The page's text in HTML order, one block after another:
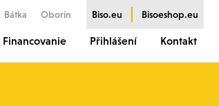
Bátka Oborín Biso.eu Bisoeshop.eu
Financovanie Přihlášení Kontakt